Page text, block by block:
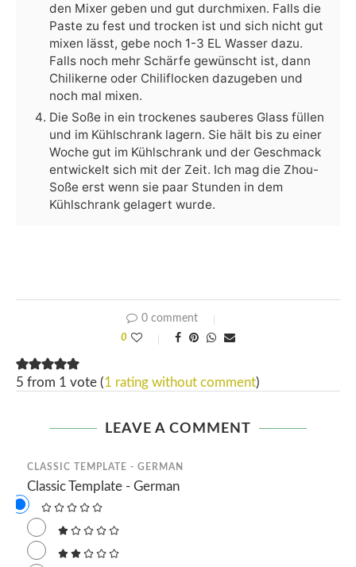
den Mixer geben und gut durchmixen. Falls die
Paste zu fest und trocken ist und sich nicht gut
mixen lässt, gebe noch 1-3 EL Wasser dazu.
Falls noch mehr Schärfe gewünscht ist, dann
Chilikerne oder Chiliflocken dazugeben und
noch mal mixen.
Die Soße in ein trockenes sauberes Glass füllen
und im Kühlschrank lagern. Sie hält bis zu einer
Woche gut im Kühlschrank und der Geschmack
entwickelt sich mit der Zeit. Ich mag die Zhou-
Soße erst wenn sie paar Stunden in dem
Kühlschrank gelagert wurde.
0 comment
0
5 from 1 vote (1 rating without comment)
LEAVE A COMMENT
CLASSIC TEMPLATE - GERMAN
Classic Template - German